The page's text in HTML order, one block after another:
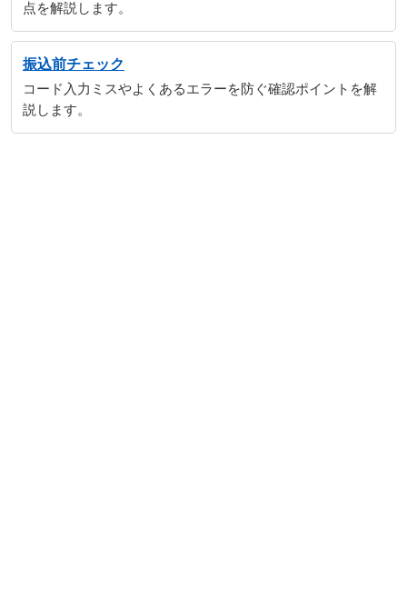
点を解説します。
振込前チェック
コード入力ミスやよくあるエラーを防ぐ確認ポイントを解
説します。